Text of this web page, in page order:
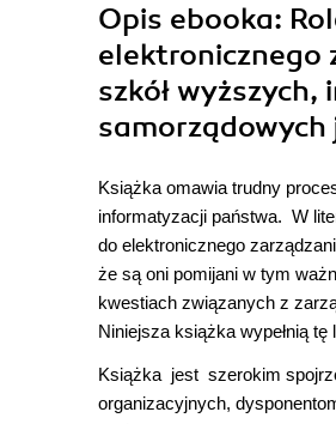
Opis ebooka:
elektronicznego
szkół
Książka omawia trudny
informatyzacji państwa. W
do elektronicznego
że są oni pomijani w tym
kwestiach związanych z
Niniejsza książka wypełnią
Książka jest szerokim
organizacyjnych,